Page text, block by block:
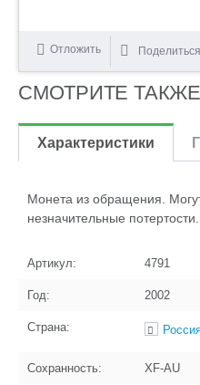
Отложить Поделиться
СМОТРИТЕ ТАКЖЕ
Характеристики
Монета из обращения.
незначительные потертости.
Артикул: 4791
Год: 2002
Страна:
Сохранность: XF-AU